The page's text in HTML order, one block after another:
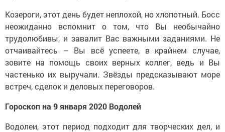
Козероги, этот день будет неплохой, но хлопотный. Босс
неожиданно вспомнит о том, что Вы необычайно
трудолюбивы, и завалит Вас важными заданиями. Не
отчаивайтесь – Вы всё успеете, в крайнем случае,
зовите на помощь своих верных коллег, ведь и Вы
частенько их выручали. Звёзды предсказывают море
встреч, сделок и деловых переговоров.
Гороскоп на 9 января 2020 Водолей
Водолеи, этот период подходит для творческих дел, и